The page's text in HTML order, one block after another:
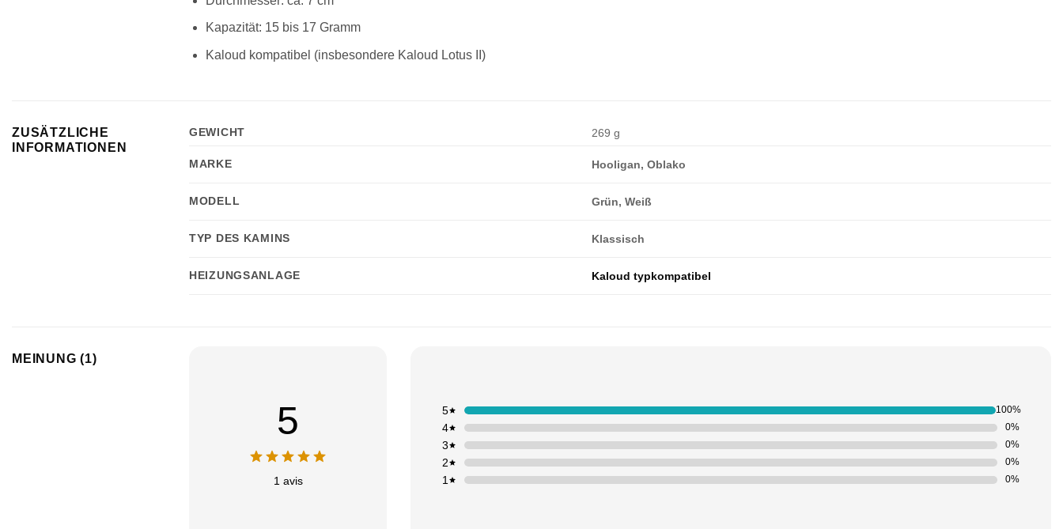
Kapazität: 15 bis 17 Gramm
Kaloud kompatibel (insbesondere Kaloud Lotus II)
ZUSÄTZLICHE
INFORMATIONEN
GEWICHT 269 g
MARKE Hooligan, Oblako
MODELL Grün, Weiß
TYP DES KAMINS Klassisch
HEIZUNGSANLAGE Kaloud typkompatibel
MEINUNG (1)
5
1 avis 1 0%
2 0%
3 0%
4 0%
5 100%